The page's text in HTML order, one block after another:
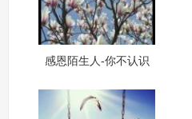
感恩陌生人-你不认识
根深叶茂